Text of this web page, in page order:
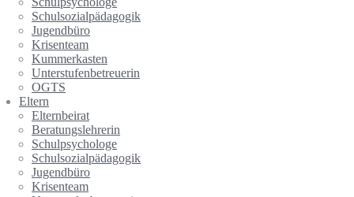
Schulsozialpädagogik
Jugendbüro
Krisenteam
Kummerkasten
Unterstufenbetreuerin
OGTS
Eltern
Elternbeirat
Beratungslehrerin
Schulpsychologe
Schulsozialpädagogik
Jugendbüro
Krisenteam